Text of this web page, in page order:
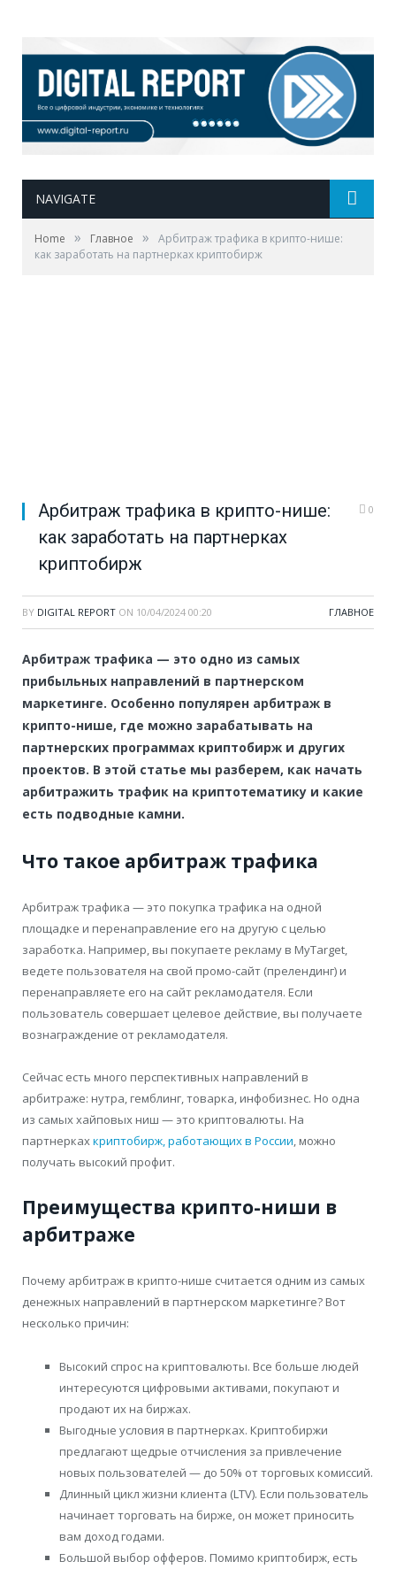
NAVIGATE
Home » Главное »
Арбитраж трафика в крипто-нише:
как заработать на партнерках криптобирж
Арбитраж трафика в крипто-нише:
как заработать на партнерках
криптобирж
0
BY DIGITAL REPORT ON 10/04/2024 00:20 ГЛАВНОЕ
Арбитраж трафика — это одно из самых
прибыльных направлений в партнерском
маркетинге. Особенно популярен арбитраж в
крипто-нише, где можно зарабатывать на
партнерских программах криптобирж и других
проектов. В этой статье мы разберем, как начать
арбитражить трафик на криптотематику и какие
есть подводные камни.
Что такое арбитраж трафика
Арбитраж трафика — это покупка трафика на одной
площадке и перенаправление его на другую с целью
заработка. Например, вы покупаете рекламу в MyTarget,
ведете пользователя на свой промо-сайт (прелендинг) и
перенаправляете его на сайт рекламодателя. Если
пользователь совершает целевое действие, вы получаете
вознаграждение от рекламодателя.
Сейчас есть много перспективных направлений в
арбитраже: нутра, гемблинг, товарка, инфобизнес. Но одна
из самых хайповых ниш — это криптовалюты. На
партнеркахкриптобирж, работающих в России, можно
получать высокий профит.
Преимущества крипто-ниши в
арбитраже
Почему арбитраж в крипто-нише считается одним из самых
денежных направлений в партнерском маркетинге? Вот
несколько причин:
Высокий спрос на криптовалюты. Все больше людей
интересуются цифровыми активами, покупают и
продают их на биржах.
Выгодные условия в партнерках. Криптобиржи
предлагают щедрые отчисления за привлечение
новых пользователей — до 50% от торговых комиссий.
Длинный цикл жизни клиента (LTV). Если пользователь
начинает торговать на бирже, он может приносить
вам доход годами.
Большой выбор офферов. Помимо криптобирж, есть